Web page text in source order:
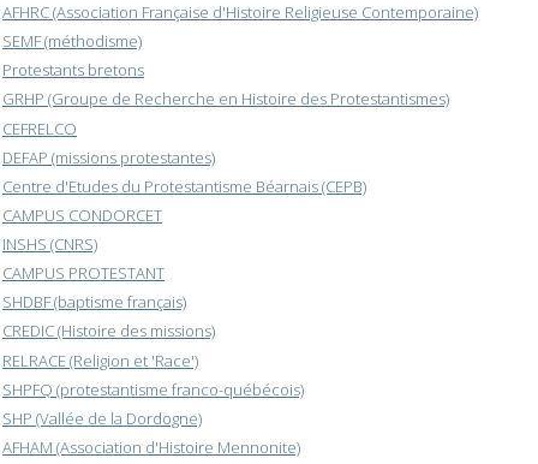
AFHRC (Association Française d'Histoire Religieuse Contemporaine)
SEMF (méthodisme)
Protestants bretons
GRHP (Groupe de Recherche en Histoire des Protestantismes)
CEFRELCO
DEFAP (missions protestantes)
Centre d'Etudes du Protestantisme Béarnais (CEPB)
CAMPUS CONDORCET
INSHS (CNRS)
CAMPUS PROTESTANT
SHDBF (baptisme français)
CREDIC (Histoire des missions)
RELRACE (Religion et 'Race')
SHPFQ (protestantisme franco-québécois)
SHP (Vallée de la Dordogne)
AFHAM (Association d'Histoire Mennonite)